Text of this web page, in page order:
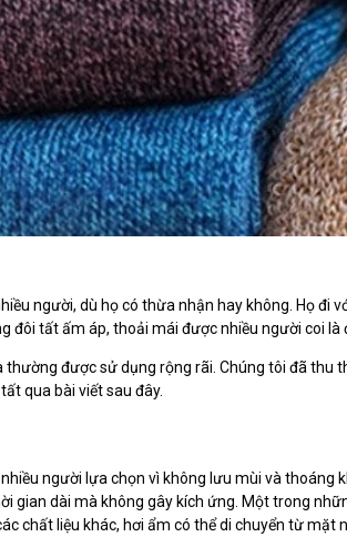
người, dù họ có thừa nhận hay không. Họ đi
đôi tất ấm áp, thoải mái được nhiều người coi là
được sử dụng rộng rãi. Chúng tôi đã thu
qua bài viết sau đây.
người lựa chọn vì không lưu mùi và thoáng
gian dài mà không gây kích ứng. Một trong
chất liệu khác, hơi ẩm có thể di chuyển từ mặt